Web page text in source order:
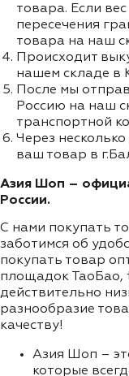
товара. Если
пересечения
товара на наш
Происходит
нашем складе в
После мы
Россию на наш
транспортной
Через
ваш товар в
Азия Шоп –
России.
С нами покупать
заботимся об
покупать товар
площадок ТаоБао,
действительно
разнообразие
качеству!
Азия Шоп –
которые